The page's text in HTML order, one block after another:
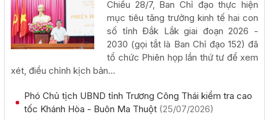
(05/08/2026, 00:00)
Thực hiện quyết liệt các nhiệm vụ phát triển kinh tế - xã
hội năm 2026
(05/08/2026, 00:00)
Phấn đấu khai thác đồng bộ toàn tuyến cao tốc Khánh
Hòa - Buôn Ma Thuột trong năm 2026
Chiều 28/7, Ban Chỉ đạo thực hiện
mục tiêu tăng trưởng kinh tế hai con
số tỉnh Đắk Lắk giai đoạn 2026 -
2030 (gọi tắt là Ban Chỉ đạo 152) đã
tổ chức Phiên họp lần thứ tư để xem
xét, điều chỉnh kịch bản...
Phó Chủ tịch UBND tỉnh Trương Công Thái kiểm tra cao
tốc Khánh Hòa - Buôn Ma Thuột (25/07/2026)